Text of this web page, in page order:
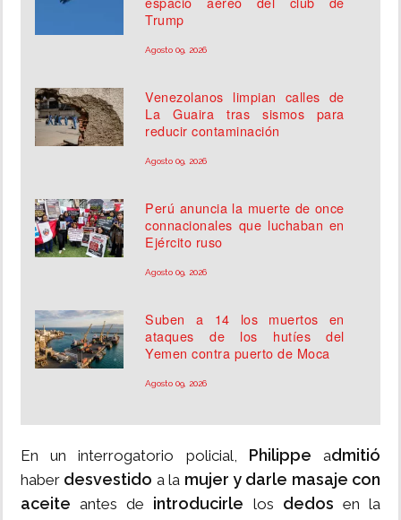
Trump
Agosto 09, 2026
Venezolanos limpian calles de
La Guaira tras sismos para
reducir contaminación
Agosto 09, 2026
Perú anuncia la muerte de once
connacionales que luchaban en
Ejército ruso
Agosto 09, 2026
Suben a 14 los muertos en
ataques de los hutíes del
Yemen contra puerto de Moca
Agosto 09, 2026
En un interrogatorio policial, Philippeadmitió
haber desvestido a la mujer y darle masaje con
aceiteantes de introducirle los dedos en la